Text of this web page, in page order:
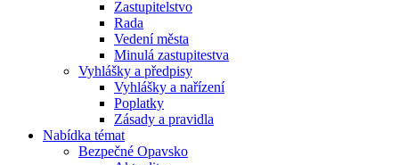
Zastupitelstvo
Rada
Vedení města
Minulá zastupitestva
Vyhlášky a předpisy
Vyhlášky a nařízení
Poplatky
Zásady a pravidla
Nabídka témat
Bezpečné Opavsko